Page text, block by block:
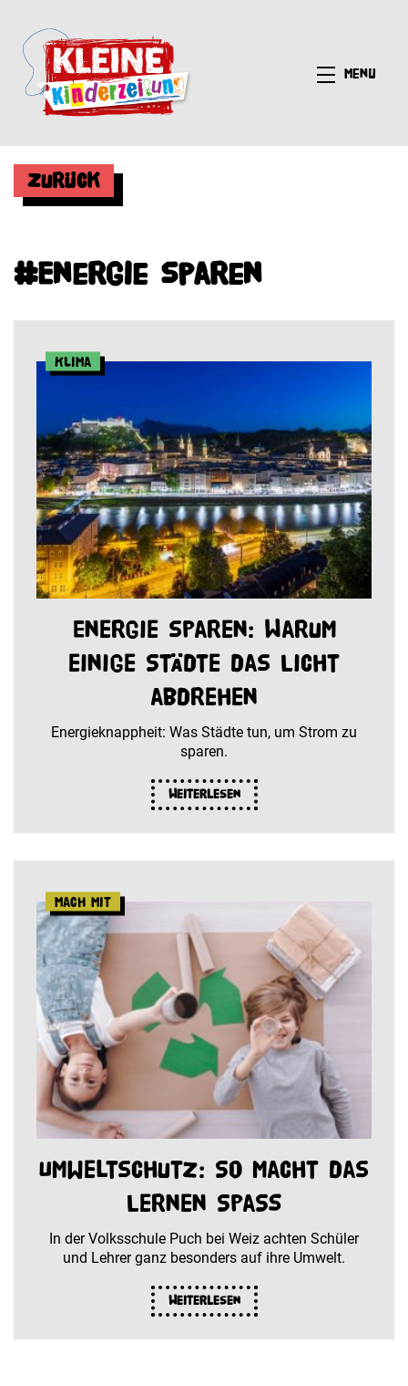
Menü
Zurück
#Energie sparen
Klima
Energie sparen: Warum
einige Städte das Licht
abdrehen
Energieknappheit: Was Städte tun, um Strom zu
sparen.
Weiterlesen
Mach mit
Umweltschutz: So macht das
Lernen Spaß
In der Volksschule Puch bei Weiz achten Schüler
und Lehrer ganz besonders auf ihre Umwelt.
Weiterlesen